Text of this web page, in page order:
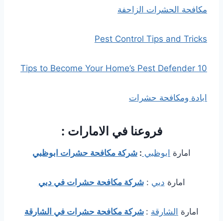
مكافحة الحشرات الزاحفة
Pest Control Tips and Tricks
10 Tips to Become Your Home’s Pest Defender
ابادة ومكافحة حشرات
فروعنا في الامارات :
امارة ابوظبي : شركة مكافحة حشرات ابوظبي
امارة دبي :شركة مكافحة حشرات في دبي
امارة الشارقة : شركة مكافحة حشرات في الشارقة